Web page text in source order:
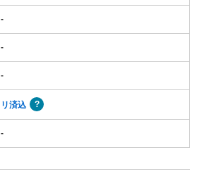
-
-
-
リ済込
-